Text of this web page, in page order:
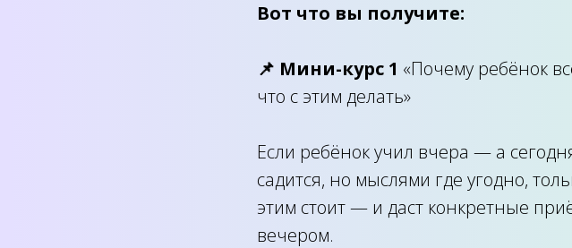
Вот что вы получите:
📌 Мини-курс 1 «Почему ребёнок
что с этим делать»
Если ребёнок учил вчера — а
садится, но мыслями где угодно,
этим стоит — и даст конкретные
вечером.